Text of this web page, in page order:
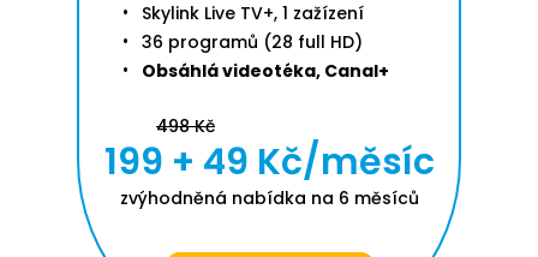
Skylink Live TV+, 1 zažízení
36 programů (28 full HD)
Obsáhlá videotéka, Canal+
498 Kč
199 + 49 Kč/měsíc
zvýhodněná nabídka na 6 měsíců